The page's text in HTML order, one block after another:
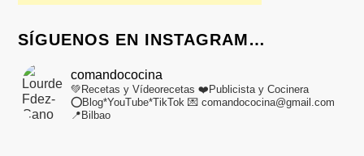
SÍGUENOS EN INSTAGRAM…
comandococina
💚Recetas y Vídeorecetas ❤️Publicista y Cocinera
⭕Blog*YouTube*TikTok 💌 comandococina@gmail.com
📍Bilbao